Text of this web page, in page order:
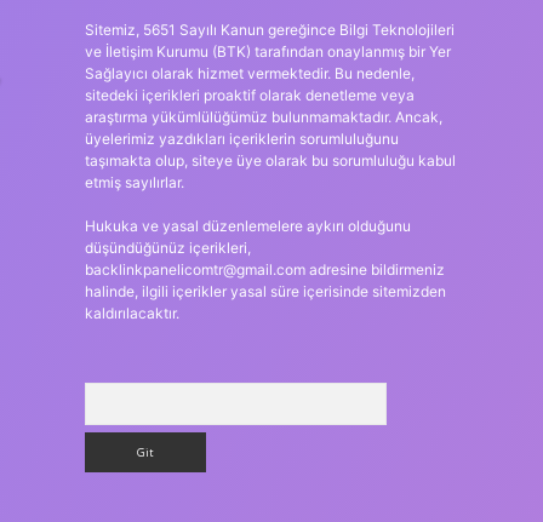
Sitemiz, 5651 Sayılı Kanun gereğince Bilgi Teknolojileri
ve İletişim Kurumu (BTK) tarafından onaylanmış bir Yer
Sağlayıcı olarak hizmet vermektedir. Bu nedenle,
sitedeki içerikleri proaktif olarak denetleme veya
araştırma yükümlülüğümüz bulunmamaktadır. Ancak,
üyelerimiz yazdıkları içeriklerin sorumluluğunu
taşımakta olup, siteye üye olarak bu sorumluluğu kabul
etmiş sayılırlar.
Hukuka ve yasal düzenlemelere aykırı olduğunu
düşündüğünüz içerikleri,
backlinkpanelicomtr@gmail.comadresine bildirmeniz
halinde, ilgili içerikler yasal süre içerisinde sitemizden
kaldırılacaktır.